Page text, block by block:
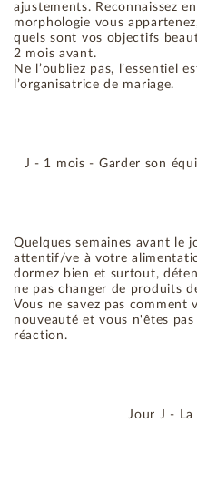
ajustements. Reconnaissez
morphologie vous
quels sont vos objectifs
2 mois avant.
Ne l’oubliez pas, l’essentiel
l’organisatrice de mariage.
J - 1 mois - Garder son
Quelques semaines avant le
attentif/ve à votre
dormez bien et surtout,
ne pas changer de produits
Vous ne savez pas comment
nouveauté et vous n'êtes
réaction.
Jour J -